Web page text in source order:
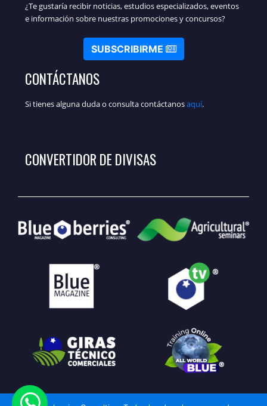
¿Te gustaría recibir noticias, estudios especializados, eventos
e información sobre nuestras promociones y concursos?
SUBSCRIBIRME
CONTÁCTANOS
Si tienes alguna duda o consulta contáctanosaquí.
CONVERTIDOR DE DIVISAS